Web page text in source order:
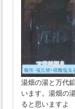
湯畑の湯と万代
います。湯畑の
ると思いますよ